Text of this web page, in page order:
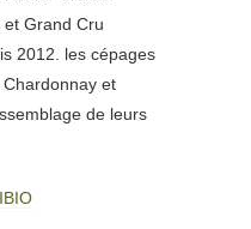
Grand Cru
2012. les cépages
et
de leurs